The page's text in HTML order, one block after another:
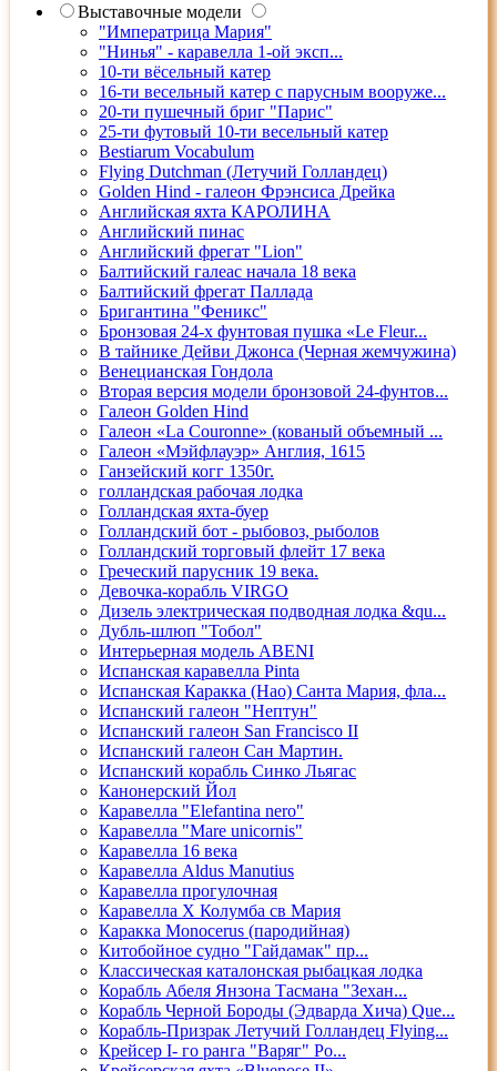
Выставочные модели
"Императрица Мария"
"Нинья" - каравелла 1-ой эксп...
10-ти вёсельный катер
16-ти весельный катер с парусным вооруже...
20-ти пушечный бриг "Парис"
25-ти футовый 10-ти весельный катер
Bestiarum Vocabulum
Flying Dutchman (Летучий Голландец)
Golden Hind - галеон Фрэнсиса Дрейка
Английская яхта КАРОЛИНА
Английский пинас
Английский фрегат "Lion"
Балтийский галеас начала 18 века
Балтийский фрегат Паллада
Бригантина "Феникс"
Бронзовая 24-х фунтовая пушка «Le Fleur...
В тайнике Дейви Джонса (Черная жемчужина)
Венецианская Гондола
Вторая версия модели бронзовой 24-фунтов...
Галеон Golden Hind
Галеон «La Couronne» (кованый объемный ...
Галеон «Мэйфлауэр» Англия, 1615
Ганзейский когг 1350г.
голландская рабочая лодка
Голландская яхта-буер
Голландский бот - рыбовоз, рыболов
Голландский торговый флейт 17 века
Греческий парусник 19 века.
Девочка-корабль VIRGO
Дизель электрическая подводная лодка &qu...
Дубль-шлюп "Тобол"
Интерьерная модель ABENI
Испанская каравелла Pinta
Испанская Каракка (Нао) Санта Мария, фла...
Испанский галеон "Нептун"
Испанский галеон San Francisco II
Испанский галеон Сан Мартин.
Испанский корабль Синко Льягас
Канонерский Йол
Каравелла "Elefantina nero"
Каравелла "Mare unicornis"
Каравелла 16 века
Каравелла Aldus Manutius
Каравелла прогулочная
Каравелла Х Колумба св Мария
Каракка Monocerus (пародийная)
Китобойное судно "Гайдамак" пр...
Классическая каталонская рыбацкая лодка
Корабль Абеля Янзона Тасмана "Зехан...
Корабль Черной Бороды (Эдварда Хича) Que...
Корабль-Призрак Летучий Голландец Flying...
Крейсер I- го ранга "Варяг" Ро...